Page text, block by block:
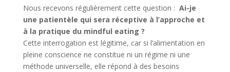
Nous recevons régulièrement cette question : Ai-je
une patientèle qui sera réceptive à l’approche et
à la pratique du mindful eating ?
Cette interrogation est légitime, car si l’alimentation en
pleine conscience ne constitue ni un régime ni une
méthode universelle, elle répond à des besoins